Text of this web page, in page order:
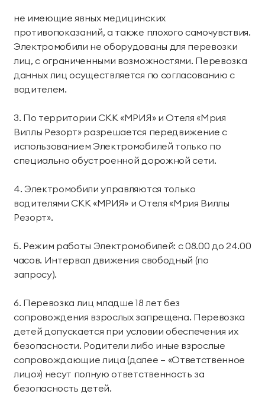
не имеющие явных медицинских
противопоказаний, а также плохого самочувствия.
Электромобили не оборудованы для перевозки
лиц, с ограниченными возможностями. Перевозка
данных лиц осуществляется по согласованию с
водителем.
3. По территории СКК «МРИЯ» и Отеля «Мрия
Виллы Резорт» разрешается передвижение с
использованием Электромобилей только по
специально обустроенной дорожной сети.
4. Электромобили управляются только
водителями СКК «МРИЯ» и Отеля «Мрия Виллы
Резорт».
5. Режим работы Электромобилей: с 08.00 до 24.00
часов. Интервал движения свободный (по
запросу).
6. Перевозка лиц младше 18 лет без
сопровождения взрослых запрещена. Перевозка
детей допускается при условии обеспечения их
безопасности. Родители либо иные взрослые
сопровождающие лица (далее – «Ответственное
лицо») несут полную ответственность за
безопасность детей.
Для детей
Развлекательный
центр «Метрополис»
Анимация
Парк развлечений
Номера для малышей
Детский клуб
День рождения для
детей
Спорт и активный отдых
Фитнес студия Бассейны
Теннисные корты
Морские развлечения
Яхты Пляж
Дайвинг
Парусный клуб
Винные виллы
Семейные винные
винные виллы
Размещение с